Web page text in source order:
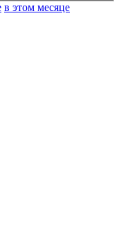
в этом месяце